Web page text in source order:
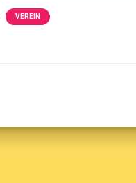
VEREIN